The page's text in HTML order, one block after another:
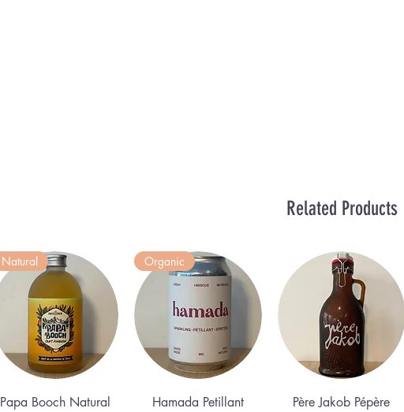
Related Products
Quick View
Natural
Papa Booch Natural
Quick View
Organic
Hamada Petillant
Quick View
Père Jakob Pépère